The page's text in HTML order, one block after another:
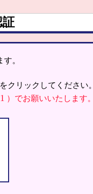
。
クリックしてください。
）でお願いいたします。